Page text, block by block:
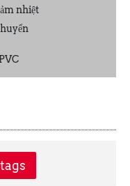
nhiệt